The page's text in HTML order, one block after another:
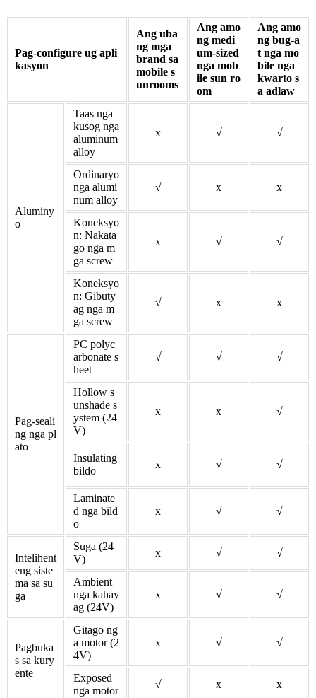
Pag-configure ug apli
kasyon
Ang uba
ng mga
brand sa
mobile s
unrooms
Ang amo
ng medi
um-sized
nga mob
ile sun ro
om
Ang amo
ng bug-a
t nga mo
bile nga
kwarto s
a adlaw
Aluminy
o
Taas nga
kusog nga
aluminum
alloy
x √ √
Ordinaryo
nga alumi
num alloy
√ x x
Koneksyo
n: Nakata
go nga m
ga screw
x √ √
Koneksyo
n: Gibuty
ag nga m
ga screw
√ x x
Pag-seali
ng nga pl
ato
PC polyc
arbonate s
heet
√ √ √
Hollow s
unshade s
ystem (24
V)
x x √
Insulating
bildo
x √ √
Laminate
d nga bild
o
x √ √
Intelihent
eng siste
ma sa su
ga
Suga (24
V)
x √ √
Ambient
nga kahay
ag (24V)
x √ √
Pagbuka
s sa kury
ente
Gitago ng
a motor (2
4V)
x √ √
Exposed
nga motor
√ x x